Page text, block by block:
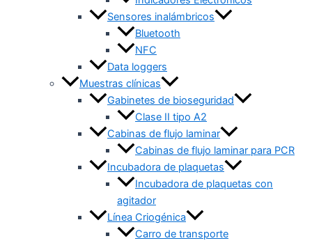
Sensores inalámbricos
Bluetooth
NFC
Data loggers
Muestras clínicas
Gabinetes de bioseguridad
Clase II tipo A2
Cabinas de flujo laminar
Cabinas de flujo laminar para PCR
Incubadora de plaquetas
Incubadora de plaquetas con
agitador
Línea Criogénica
Carro de transporte